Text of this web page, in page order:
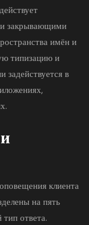
закрывающими
имён и
типизацию и
задействуется в
клиента
на пять
ответа.